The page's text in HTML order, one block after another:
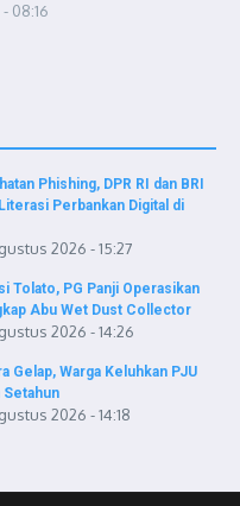
08:16
Phishing, DPR RI dan BRI
Perbankan Digital di
2026 - 15:27
Tolato, PG Panji Operasikan
Abu Wet Dust Collector
2026 - 14:26
Gelap, Warga Keluhkan PJU
Setahun
2026 - 14:18